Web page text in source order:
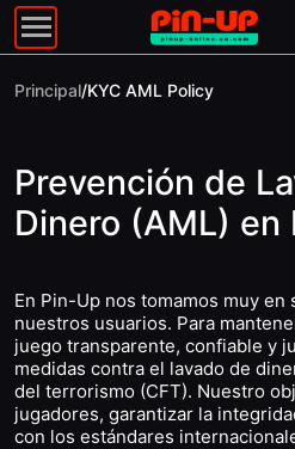
Principal/KYC AML Policy
Prevención de
Dinero (AML) en
En Pin-Up nos tomamos muy
nuestros usuarios. Para
juego transparente, confiable y
medidas contra el lavado de
del terrorismo (CFT). Nuestro
jugadores, garantizar la
con los estándares